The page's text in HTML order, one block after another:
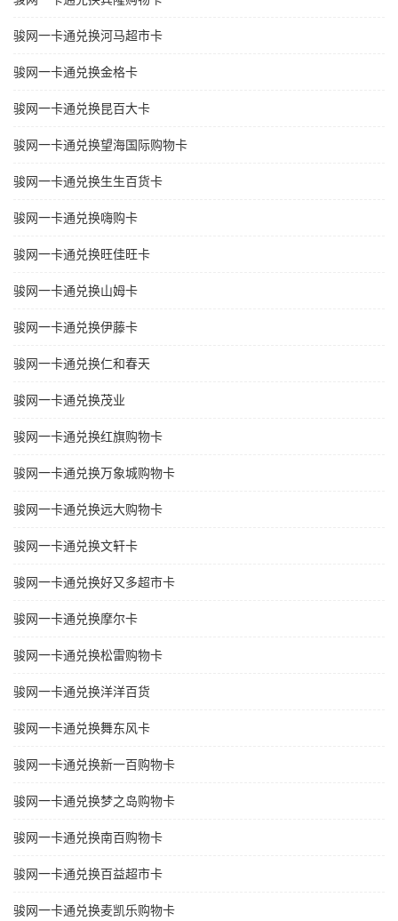
骏网一卡通兑换河马超市卡
骏网一卡通兑换金格卡
骏网一卡通兑换昆百大卡
骏网一卡通兑换望海国际购物卡
骏网一卡通兑换生生百货卡
骏网一卡通兑换嗨购卡
骏网一卡通兑换旺佳旺卡
骏网一卡通兑换山姆卡
骏网一卡通兑换伊藤卡
骏网一卡通兑换仁和春天
骏网一卡通兑换茂业
骏网一卡通兑换红旗购物卡
骏网一卡通兑换万象城购物卡
骏网一卡通兑换远大购物卡
骏网一卡通兑换文轩卡
骏网一卡通兑换好又多超市卡
骏网一卡通兑换摩尔卡
骏网一卡通兑换松雷购物卡
骏网一卡通兑换洋洋百货
骏网一卡通兑换舞东风卡
骏网一卡通兑换新一百购物卡
骏网一卡通兑换梦之岛购物卡
骏网一卡通兑换南百购物卡
骏网一卡通兑换百益超市卡
骏网一卡通兑换麦凯乐购物卡